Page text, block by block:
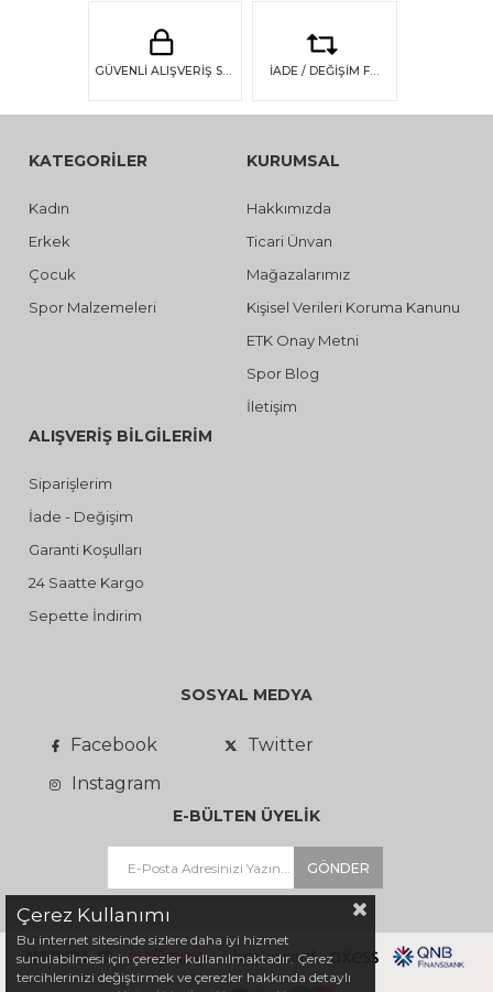
GÜVENLİ ALIŞVERİŞ SSL GÜVENLİĞİ İADE / DEĞİŞİM FIRSATI
KATEGORİLER
Kadın
Erkek
Çocuk
Spor Malzemeleri
KURUMSAL
Hakkımızda
Ticari Ünvan
Mağazalarımız
Kişisel Verileri Koruma Kanunu
ETK Onay Metni
Spor Blog
İletişim
ALIŞVERİŞ BİLGİLERİM
Siparişlerim
İade - Değişim
Garanti Koşulları
24 Saatte Kargo
Sepette İndirim
SOSYAL MEDYA
Facebook
Twitter
Instagram
E-BÜLTEN ÜYELİK
GÖNDER
Çerez Kullanımı
Bu internet sitesinde sizlere daha iyi hizmet
sunulabilmesi için çerezler kullanılmaktadır. Çerez
tercihlerinizi değiştirmek ve çerezler hakkında detaylı